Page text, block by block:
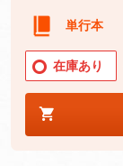
単行本
在庫あり